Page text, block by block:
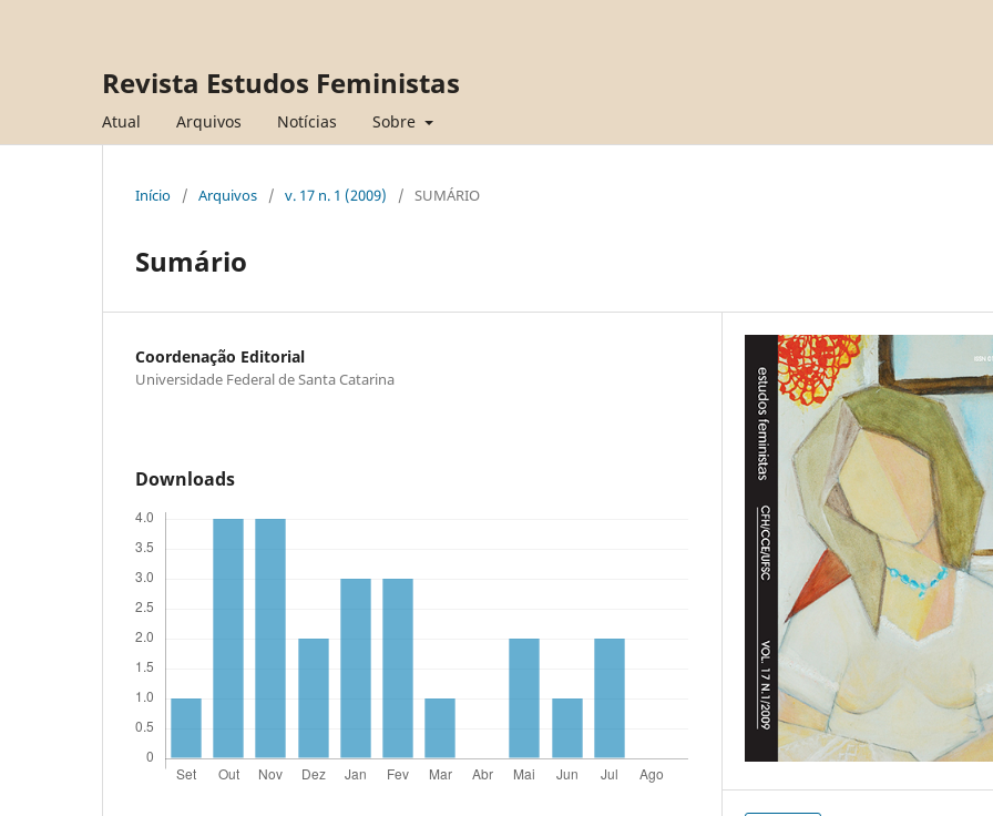
Revista Estudos Feministas
Atual Arquivos Notícias Sobre
Início / Arquivos / v. 17 n. 1 (2009) / SUMÁRIO
Sumário
Coordenação Editorial
Universidade Federal de Santa Catarina
Downloads